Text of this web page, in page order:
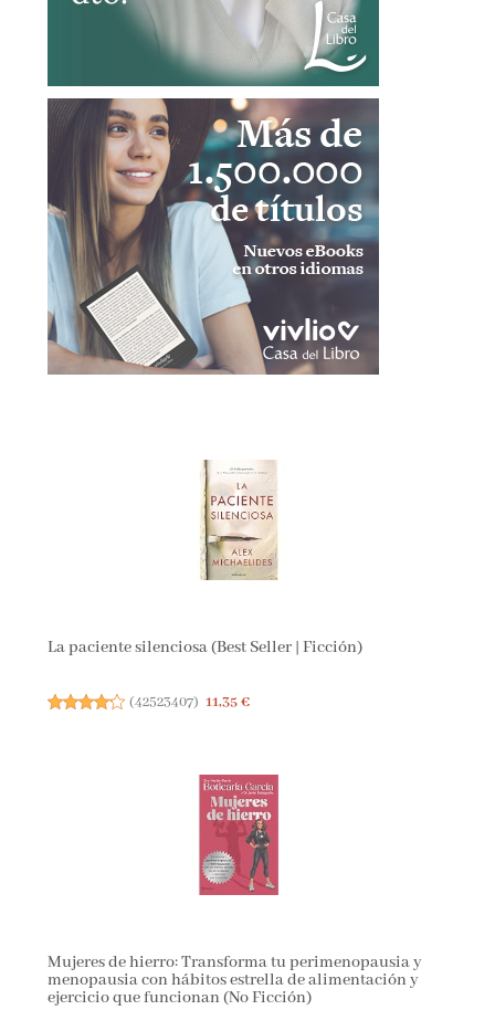
La paciente silenciosa (Best Seller | Ficción)
(42523407) 11,35 €
Mujeres de hierro: Transforma tu perimenopausia y
menopausia con hábitos estrella de alimentación y
ejercicio que funcionan (No Ficción)